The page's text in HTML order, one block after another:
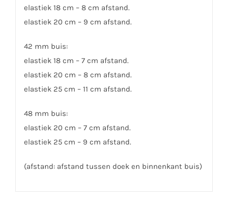
elastiek 18 cm – 8 cm afstand.
elastiek 20 cm – 9 cm afstand.
42 mm buis:
elastiek 18 cm – 7 cm afstand.
elastiek 20 cm – 8 cm afstand.
elastiek 25 cm – 11 cm afstand.
48 mm buis:
elastiek 20 cm – 7 cm afstand.
elastiek 25 cm – 9 cm afstand.
(afstand: afstand tussen doek en binnenkant buis)